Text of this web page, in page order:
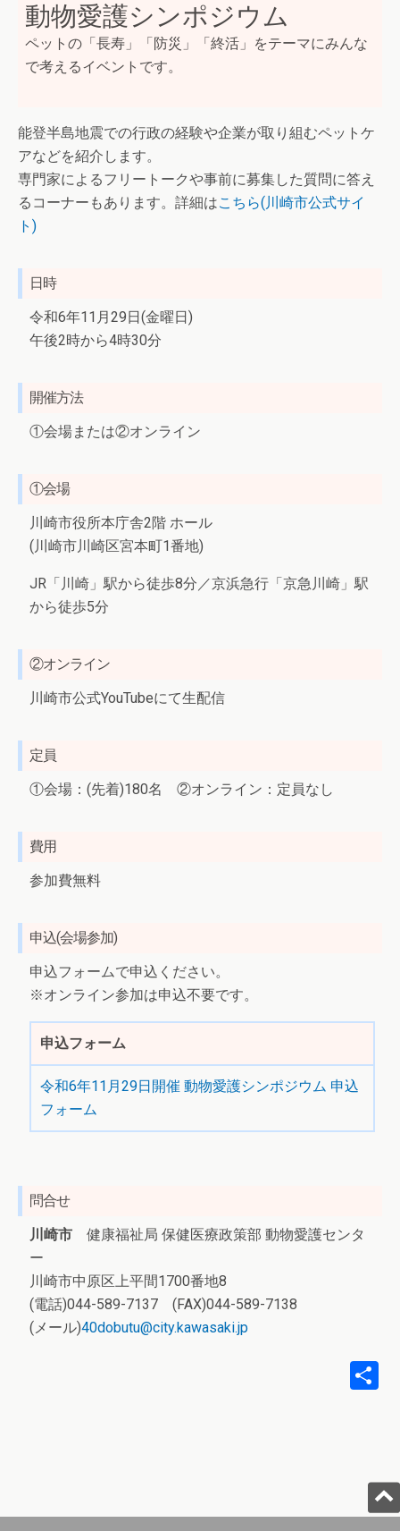
動物愛護シンポジウム
ペットの「長寿」「防災」「終活」をテーマにみんな
で考えるイベントです。
能登半島地震での行政の経験や企業が取り組むペットケ
アなどを紹介します。
専門家によるフリートークや事前に募集した質問に答え
るコーナーもあります。詳細はこちら(川崎市公式サイ
ト)
日時
令和6年11月29日(金曜日)
午後2時から4時30分
開催方法
①会場または②オンライン
①会場
川崎市役所本庁舎2階 ホール
(川崎市川崎区宮本町1番地)
JR「川崎」駅から徒歩8分／京浜急行「京急川崎」駅
から徒歩5分
②オンライン
川崎市公式YouTubeにて生配信
定員
①会場：(先着)180名 ②オンライン：定員なし
費用
参加費無料
申込(会場参加)
申込フォームで申込ください。
※オンライン参加は申込不要です。
申込フォーム
令和6年11月29日開催 動物愛護シンポジウム 申込
フォーム
問合せ
川崎市 健康福祉局 保健医療政策部 動物愛護センタ
ー
川崎市中原区上平間1700番地8
(電話)044-589-7137 (FAX)044-589-7138
(メール)40dobutu@city.kawasaki.jp